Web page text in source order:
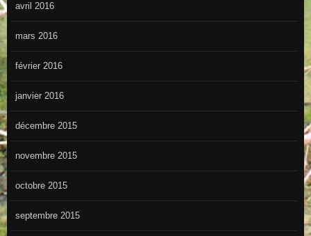
avril 2016
mars 2016
février 2016
janvier 2016
décembre 2015
novembre 2015
octobre 2015
septembre 2015